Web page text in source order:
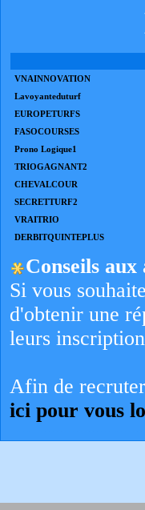
VNAINNOVATION
Lavoyanteduturf
EUROPETURFS
FASOCOURSES
Prono Logique1
TRIOGAGNANT2
CHEVALCOUR
SECRETTURF2
VRAITRIO
DERBITQUINTEPLUS
Conseils
Si vous
d'obtenir une
leurs
Afin de
ici pour vous